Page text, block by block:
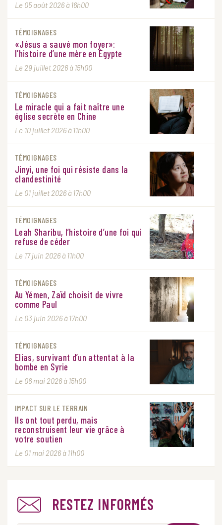
Le 05 août 2026 à 16h00
TÉMOIGNAGES
«Jésus a sauvé mon foyer»:
l’histoire d’une mère en Égypte
Le 29 juillet 2026 à 15h00
TÉMOIGNAGES
Le miracle qui a fait naître une
église secrète en Chine
Le 10 juillet 2026 à 11h00
TÉMOIGNAGES
Jinyi, une foi qui résiste dans la
clandestinité
Le 01 juillet 2026 à 17h00
TÉMOIGNAGES
Leah Sharibu, l’histoire d’une foi qui
refuse de céder
Le 17 juin 2026 à 11h00
TÉMOIGNAGES
Au Yémen, Zaïd choisit de vivre
comme Paul
Le 03 juin 2026 à 17h00
TÉMOIGNAGES
Elias, survivant d’un attentat à la
bombe en Syrie
Le 06 mai 2026 à 15h00
IMPACT SUR LE TERRAIN
Ils ont tout perdu, mais
reconstruisent leur vie grâce à
votre soutien
Le 01 mai 2026 à 11h00
RESTEZ INFORMÉS